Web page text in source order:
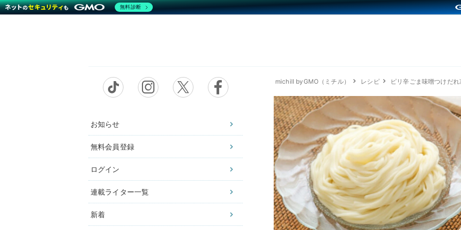
お知らせ
無料会員登録
ログイン
連載ライター一覧
新着
michill byGMO（ミチル） レシピ ピリ辛ごま味噌つけだ
無料診断